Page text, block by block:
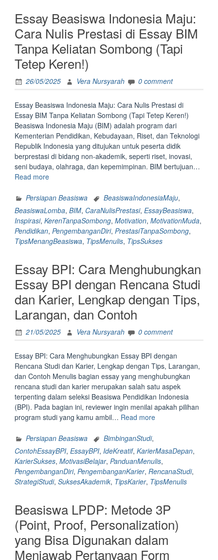
LPDP “
Essay Beasiswa Indonesia Maju:
Cara Nulis Prestasi di Essay BIM
Tanpa Keliatan Sombong (Tapi
Tetep Keren!)
26/05/2025 Vera Nursyarah 0 comment
Essay Beasiswa Indonesia Maju: Cara Nulis Prestasi di
Essay BIM Tanpa Keliatan Sombong (Tapi Tetep Keren!)
Beasiswa Indonesia Maju (BIM) adalah program dari
Kementerian Pendidikan, Kebudayaan, Riset, dan Teknologi
Republik Indonesia yang ditujukan untuk peserta didik
berprestasi di bidang non-akademik, seperti riset, inovasi,
seni budaya, olahraga, dan kepemimpinan. BIM bertujuan…
Read more“Essay
Indonesia
Maju:
Cara
Nulis
Prestasi
di
BIM
Tanpa
Keliatan
Sombong
Tetep
Keren!)”
Persiapan Beasiswa BeasiswaIndonesiaMaju,
BeasiswaLomba, BIM, CaraNulisPrestasi, EssayBeasiswa,
Inspirasi, KerenTanpaSombong, Motivation, MotivationMuda,
Pendidikan, PengembanganDiri, PrestasiTanpaSombong,
TipsMenangBeasiswa, TipsMenulis, TipsSukses
Essay BPI: Cara Menghubungkan
Essay BPI dengan Rencana Studi
dan Karier, Lengkap dengan Tips,
Larangan, dan Contoh
21/05/2025 Vera Nursyarah 0 comment
Essay BPI: Cara Menghubungkan Essay BPI dengan
Rencana Studi dan Karier, Lengkap dengan Tips, Larangan,
dan Contoh Menulis bagian essay yang menghubungkan
rencana studi dan karier merupakan salah satu aspek
terpenting dalam seleksi Beasiswa Pendidikan Indonesia
(BPI). Pada bagian ini, reviewer ingin menilai apakah pilihan
program studi yang kamu ambil… Read more“Essay
Menghubungkan
Essay
BPI
dengan
Rencana
dan
Karier,
Lengkap
dengan
Persiapan Beasiswa BimbinganStudi,
ContohEssayBPI, EssayBPI, IdeKreatif, KarierMasaDepan,
KarierSukses, MotivasiBelajar, PanduanMenulis,
PengembanganDiri, PengembanganKarier, RencanaStudi,
StrategiStudi, SuksesAkademik, TipsKarier, TipsMenulis
Beasiswa LPDP: Metode 3P
(Point, Proof, Personalization)
yang Bisa Digunakan dalam
Menjawab Pertanyaan Form